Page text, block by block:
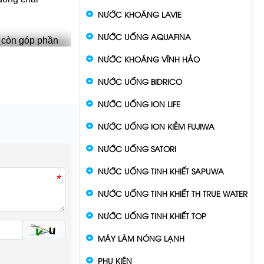
góp phần
xã
tục mở
đó, các
cùng các
đa dạng
cũng
bền vững,
*
NƯỚC KHOÁNG LAVIE
NƯỚC UỐNG AQUAFINA
NƯỚC KHOÁNG VĨNH HẢO
NƯỚC UỐNG BIDRICO
NƯỚC UỐNG ION LIFE
NƯỚC UỐNG ION KIỀM FUJIWA
NƯỚC UỐNG SATORI
NƯỚC UỐNG TINH KHIẾT SAPUWA
NƯỚC UỐNG TINH KHIẾT TH TRUE WATER
NƯỚC UỐNG TINH KHIẾT TOP
MÁY LÀM NÓNG LẠNH
PHỤ KIỆN